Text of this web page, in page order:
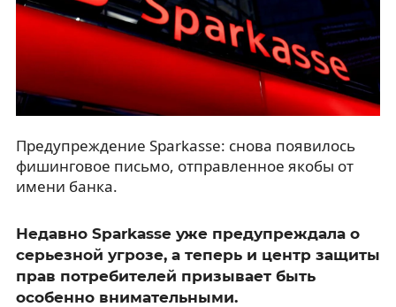
Предупреждение Sparkasse: снова появилось
фишинговое письмо, отправленное якобы от
имени банка.
Недавно Sparkasse уже предупреждала о
серьезной угрозе, а теперь и центр защиты
прав потребителей призывает быть
особенно внимательными.